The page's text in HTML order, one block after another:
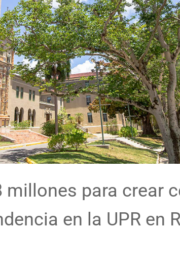
para crear
en la UPR en